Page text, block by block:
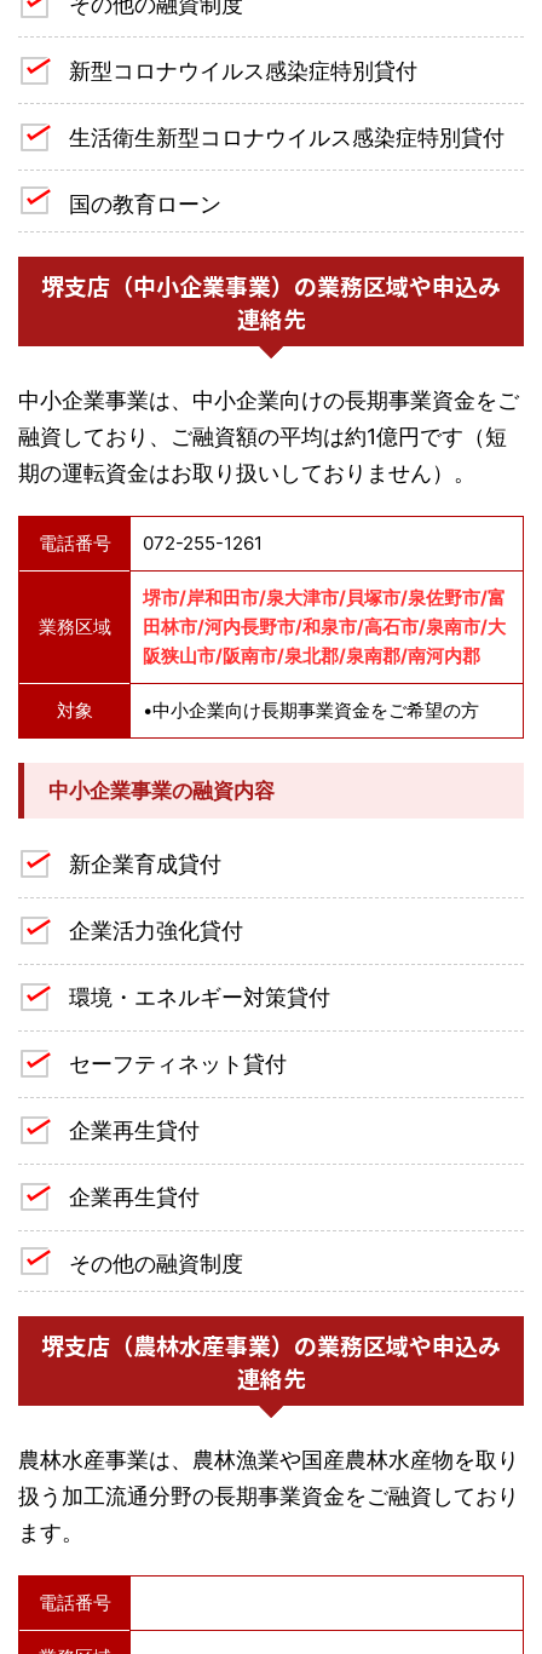
新型コロナウイルス感染症特別貸付
生活衛生新型コロナウイルス感染症特別貸付
国の教育ローン
堺支店（中小企業事業）の業務区域や申込み
連絡先
中小企業事業は、中小企業向けの長期事業資金をご
融資しており、ご融資額の平均は約1億円です（短
期の運転資金はお取り扱いしておりません）。
電話番号 072-255-1261
業務区域
堺市/岸和田市/泉大津市/貝塚市/泉佐野市/富
田林市/河内長野市/和泉市/高石市/泉南市/大
阪狭山市/阪南市/泉北郡/泉南郡/南河内郡
対象 •中小企業向け長期事業資金をご希望の方
中小企業事業の融資内容
新企業育成貸付
企業活力強化貸付
環境・エネルギー対策貸付
セーフティネット貸付
企業再生貸付
企業再生貸付
その他の融資制度
堺支店（農林水産事業）の業務区域や申込み
連絡先
農林水産事業は、農林漁業や国産農林水産物を取り
扱う加工流通分野の長期事業資金をご融資しており
ます。
電話番号